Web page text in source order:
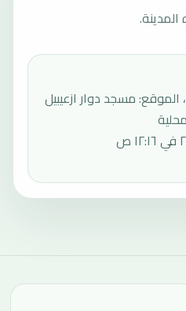
الموقع: مسجد دوار ازعيبيل